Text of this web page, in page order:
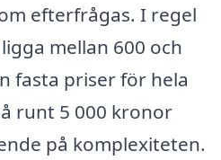
efterfrågas. I regel
mellan 600 och
fasta priser för hela
runt 5 000 kronor
på komplexiteten.